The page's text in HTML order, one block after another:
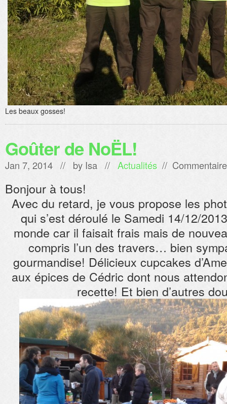
Les beaux gosses!
Goûter de NoËL!
Jan 7, 2014 // by Isa // Actualités //
Bonjour à tous!
Avec du retard, je vous propose les
qui s’est déroulé le Samedi 14/12/
monde car il faisait frais mais de
compris l’un des travers… bien
gourmandise! Délicieux cupcakes
aux épices de Cédric dont nous
recette! Et bien d’autres